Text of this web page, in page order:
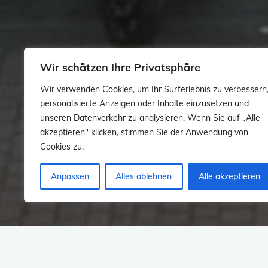
Wir schätzen Ihre Privatsphäre
Wir verwenden Cookies, um Ihr Surferlebnis zu verbessern,
personalisierte Anzeigen oder Inhalte einzusetzen und
unseren Datenverkehr zu analysieren. Wenn Sie auf „Alle
akzeptieren" klicken, stimmen Sie der Anwendung von
Cookies zu.
Anpassen Alles ablehnen Alle akzeptieren